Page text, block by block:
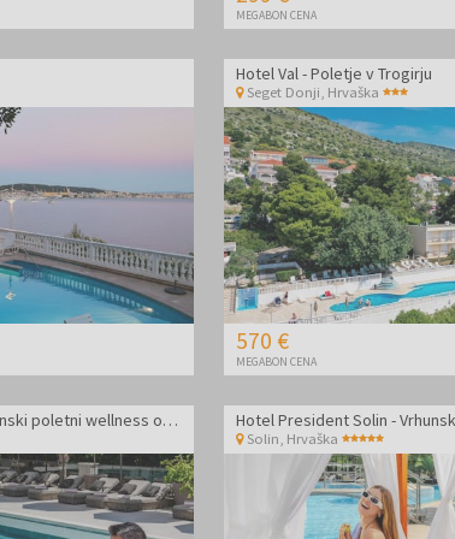
MEGABON CENA
Hotel Val - Poletje v Trogirju
Seget Donji Hrvaška
570 €
MEGABON CENA
Hotel President Solin - Vrhunski poletni wellness oddih
Solin Hrvaška